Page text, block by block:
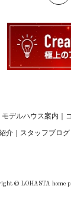
モデルハウス案内
介 スタッフブログ
© LOHASTA home